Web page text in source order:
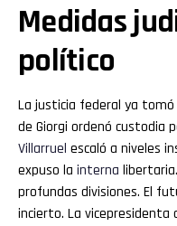
Medidas
político
La justicia federal ya tomó
de Giorgi ordenó custodia
Villarruel escaló a niveles
expuso la interna
profundas divisiones. El
incierto. La vicepresidenta